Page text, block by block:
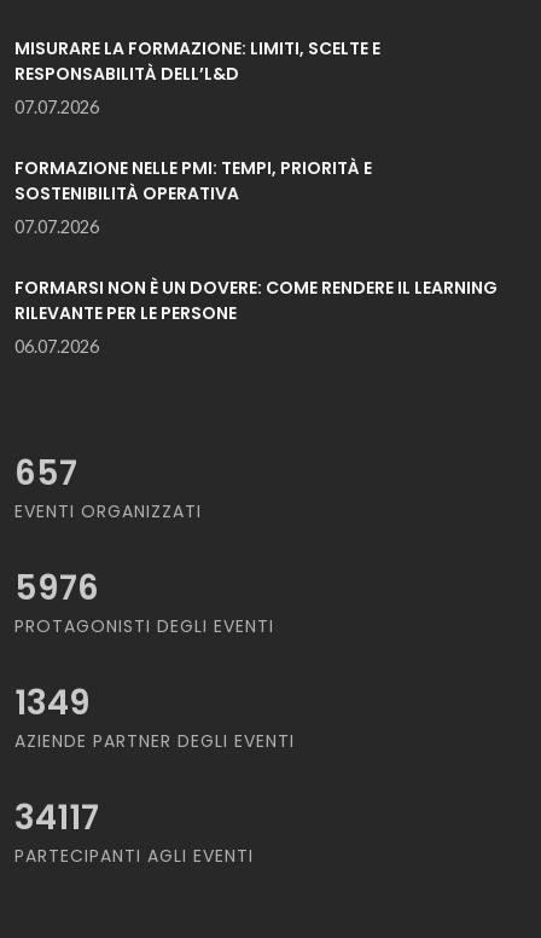
MISURARE LA FORMAZIONE: LIMITI, SCELTE E
RESPONSABILITÀ DELL’L&D
07.07.2026
FORMAZIONE NELLE PMI: TEMPI, PRIORITÀ E
SOSTENIBILITÀ OPERATIVA
07.07.2026
FORMARSI NON È UN DOVERE: COME RENDERE IL LEARNING
RILEVANTE PER LE PERSONE
06.07.2026
657
EVENTI ORGANIZZATI
5976
PROTAGONISTI DEGLI EVENTI
1349
AZIENDE PARTNER DEGLI EVENTI
34117
PARTECIPANTI AGLI EVENTI